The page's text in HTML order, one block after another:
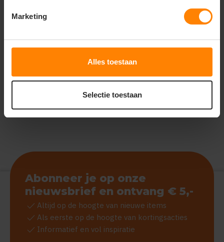
Marketing
Alles toestaan
Selectie toestaan
PERSONALISEER
Abonneer je op onze
nieuwsbrief en ontvang € 5,-
check Altijd op de hoogte van nieuwe items
check Als eerste op de hoogte van kortingsacties
check Informatief en vol inspiratie